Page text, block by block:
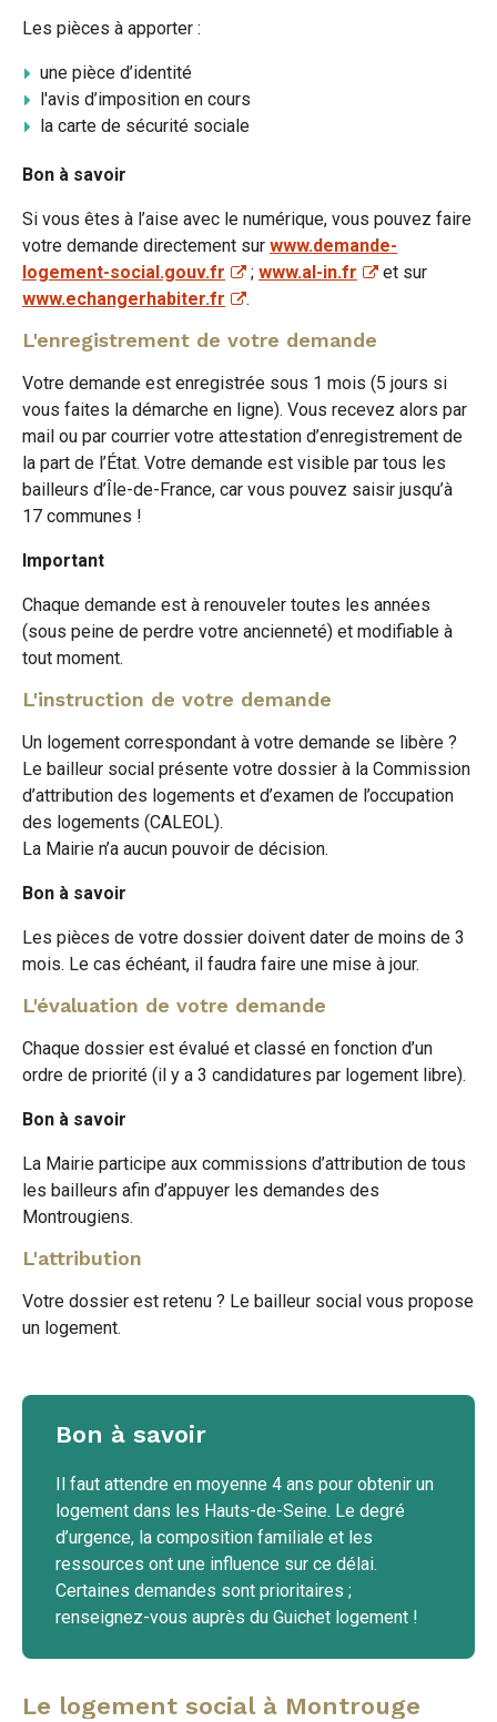
Les pièces à apporter :
une pièce d’identité
l'avis d’imposition en cours
la carte de sécurité sociale
Bon à savoir
Si vous êtes à l’aise avec le numérique, vous pouvez faire
votre demande directement sur www.demande-
logement-social.gouv.fr
; www.al-in.fr
et sur
www.echangerhabiter.fr
.
L'enregistrement de votre demande
Votre demande est enregistrée sous 1 mois (5 jours si
vous faites la démarche en ligne). Vous recevez alors par
mail ou par courrier votre attestation d’enregistrement de
la part de l’État. Votre demande est visible par tous les
bailleurs d’Île-de-France, car vous pouvez saisir jusqu’à
17 communes !
Important
Chaque demande est à renouveler toutes les années
(sous peine de perdre votre ancienneté) et modifiable à
tout moment.
L'instruction de votre demande
Un logement correspondant à votre demande se libère ?
Le bailleur social présente votre dossier à la Commission
d’attribution des logements et d’examen de l’occupation
des logements (CALEOL).
La Mairie n’a aucun pouvoir de décision.
Bon à savoir
Les pièces de votre dossier doivent dater de moins de 3
mois. Le cas échéant, il faudra faire une mise à jour.
L'évaluation de votre demande
Chaque dossier est évalué et classé en fonction d’un
ordre de priorité (il y a 3 candidatures par logement libre).
Bon à savoir
La Mairie participe aux commissions d’attribution de tous
les bailleurs afin d’appuyer les demandes des
Montrougiens.
L'attribution
Votre dossier est retenu ? Le bailleur social vous propose
un logement.
Bon à savoir
Il faut attendre en moyenne 4 ans pour obtenir un
logement dans les Hauts-de-Seine. Le degré
d’urgence, la composition familiale et les
ressources ont une influence sur ce délai.
Certaines demandes sont prioritaires ;
renseignez-vous auprès du Guichet logement !
Le logement social à Montrouge